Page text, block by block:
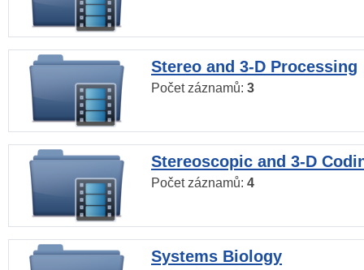
Stereo and 3-D Processing
Počet záznamů: 3
Stereoscopic and 3-D
Počet záznamů: 4
Systems Biology